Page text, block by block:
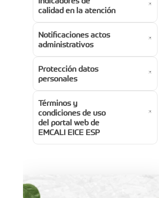
calidad en la atención
Notificaciones actos
administrativos
Protección datos
personales
Términos y
condiciones de uso
del portal web de
EMCALI EICE ESP